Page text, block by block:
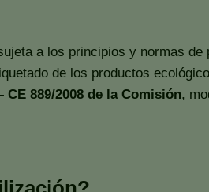
a los principios y normas de
de los productos
CE 889/2008 de la Comisión,